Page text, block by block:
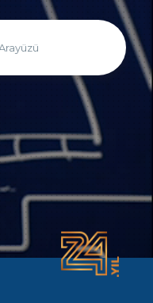
olmak